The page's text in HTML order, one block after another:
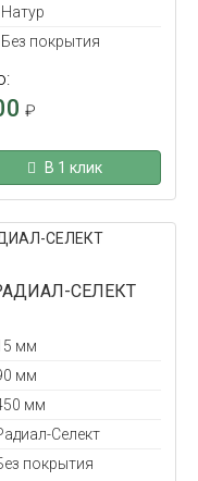
Натур
Без покрытия
₽
В 1 клик
РАДИАЛ-СЕЛЕКТ
мм
мм
мм
Селект
покрытия